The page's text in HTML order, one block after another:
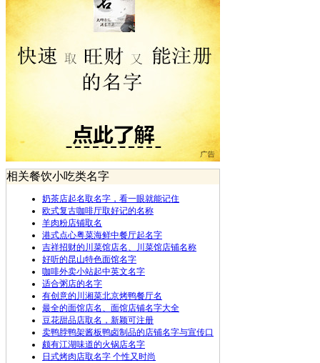
相关餐饮小吃类名字
奶茶店起名取名字，看一眼就能记住
欧式复古咖啡厅取好记的名称
羊肉粉店铺取名
港式点心粤菜海鲜中餐厅起名字
吉祥招财的川菜馆店名、川菜馆店铺名称
好听的昆山特色面馆名字
咖啡外卖小站起中英文名字
适合粥店的名字
有创意的川湘菜北京烤鸭餐厅名
最全的面馆店名、面馆店铺名字大全
豆花甜品店取名，新颖可注册
卖鸭脖鸭架酱板鸭卤制品的店铺名字与宣传口
颇有江湖味道的火锅店名字
日式烤肉店取名字 个性又时尚